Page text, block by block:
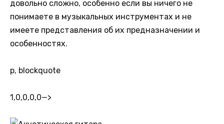
довольно сложно, особенно если вы ничего не
понимаете в музыкальных инструментах и не
имеете представления об их предназначении и
особенностях.
p, blockquote
1,0,0,0,0—>